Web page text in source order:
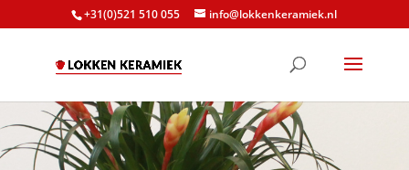
+31(0)521 510 055 info@lokkenkeramiek.nl